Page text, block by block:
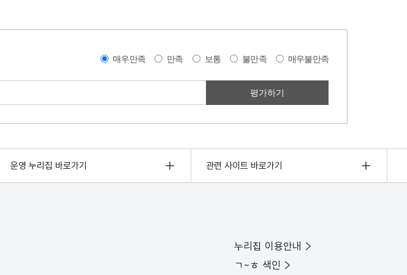
매우만족 만족 보통 불만족 매우불만족
운영 누리집 바로가기 관련 사이트 바로가기
누리집 이용안내
ㄱ~ㅎ 색인